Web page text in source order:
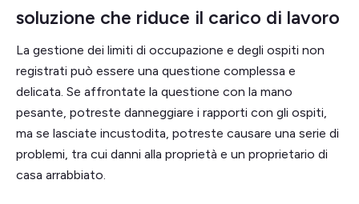
soluzione che riduce il carico di lavoro
La gestione dei limiti di occupazione e degli ospiti non
registrati può essere una questione complessa e
delicata. Se affrontate la questione con la mano
pesante, potreste danneggiare i rapporti con gli ospiti,
ma se lasciate incustodita, potreste causare una serie di
problemi, tra cui danni alla proprietà e un proprietario di
casa arrabbiato.